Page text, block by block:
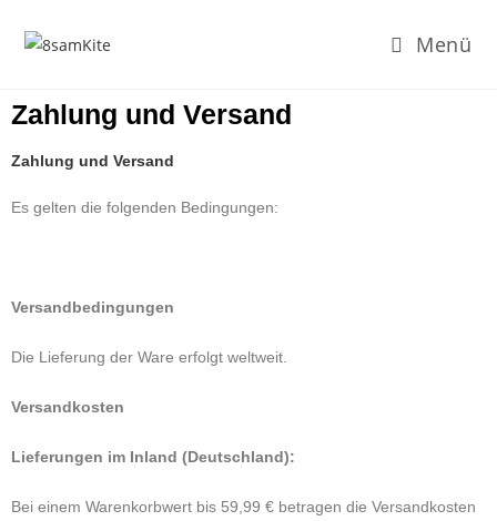
Menü
Zahlung und Versand
Zahlung und Versand
Es gelten die folgenden Bedingungen:
Versandbedingungen
Die Lieferung der Ware erfolgt weltweit.
Versandkosten
Lieferungen im Inland (Deutschland):
Bei einem Warenkorbwert bis 59,99 € betragen die Versandkosten